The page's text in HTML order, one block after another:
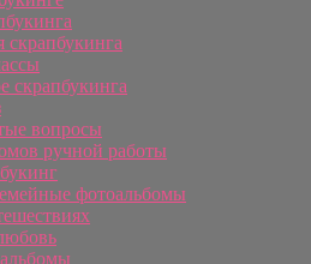
скрапбукинга
вопросы
ручной работы
фотоальбомы